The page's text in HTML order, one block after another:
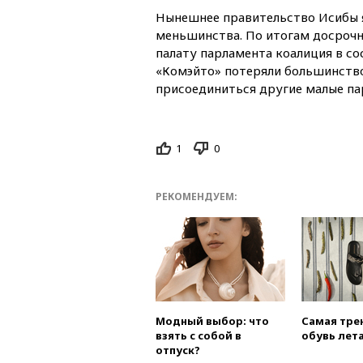
Нынешнее правительство Исибы
меньшинства. По итогам
палату парламента коалиция в
«Комэйто» потеряли
присоединиться другие малые
1 0
РЕКОМЕНДУЕМ:
Модный выбор: что
взять с собой в
отпуск?
Самая
обувь